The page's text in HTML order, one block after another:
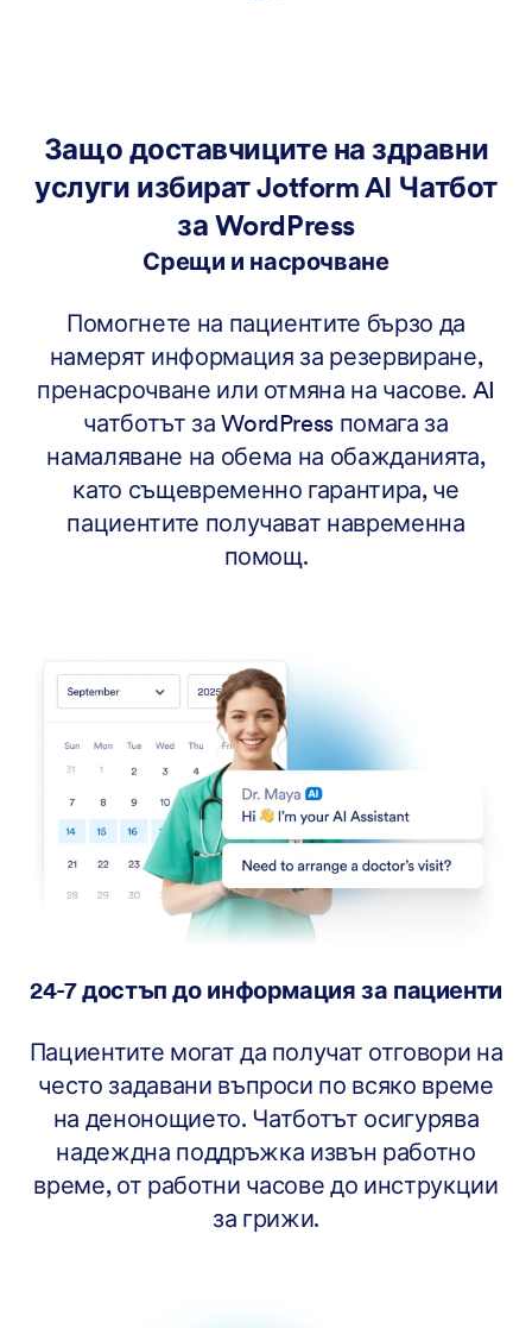
Защо доставчиците на здравни
услуги избират Jotform AI Чатбот
за WordPress
Срещи и насрочване
Помогнете на пациентите бързо да
намерят информация за резервиране,
пренасрочване или отмяна на часове. AI
чатботът за WordPress помага за
намаляване на обема на обажданията,
като същевременно гарантира, че
пациентите получават навременна
помощ.
24-7 достъп до информация за пациенти
Пациентите могат да получат отговори на
често задавани въпроси по всяко време
на денонощието. Чатботът осигурява
надеждна поддръжка извън работно
време, от работни часове до инструкции
за грижи.